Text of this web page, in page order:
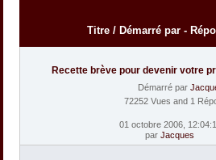
Titre / Démarré par -
Recette brève pour devenir votre
Démarré par
72252 Vues and 1
01 octobre 2006,
par Jacques